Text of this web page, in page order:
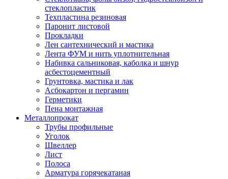
стеклопластик
Техпластина резиновая
Паронит листовой
Прокладки
Лен сантехнический и мастика
Лента ФУМ и нить уплотнительная
Набивка сальниковая, каболка и шнур
асбестоцементный
Грунтовка, мастика и лак
Асбокартон и пергамин
Герметики
Пена монтажная
Металлопрокат
Трубы профильные
Уголок
Швеллер
Лист
Полоса
Арматура горячекатаная